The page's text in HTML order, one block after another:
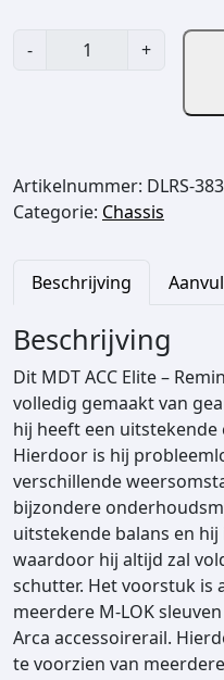
-
E
l
-
R
e
m
i
n
g
t
o
n
7
0
0
S
+
Artikelnummer: DLRS-
Categorie: Chassis
Beschrijving
Beschrijving
Dit MDT ACC Elite –
volledig gemaakt van
hij heeft een
Hierdoor is hij
verschillende
bijzondere
uitstekende balans en
waardoor hij altijd zal
schutter. Het voorstuk is
meerdere M-LOK
Arca accessoirerail.
te voorzien van